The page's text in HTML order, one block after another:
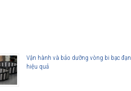
Vận hành và bảo dưỡng vòng bi bạc đạn
hiệu quả